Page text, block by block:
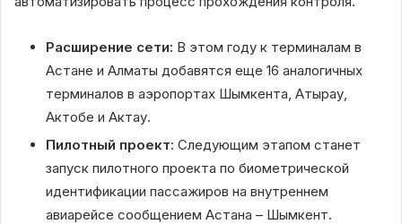
Расширение сети: В этом году к терминалам в
Астане и Алматы добавятся еще 16 аналогичных
терминалов в аэропортах Шымкента, Атырау,
Актобе и Актау.
Пилотный проект: Следующим этапом станет
запуск пилотного проекта по биометрической
идентификации пассажиров на внутреннем
авиарейсе сообщением Астана – Шымкент.